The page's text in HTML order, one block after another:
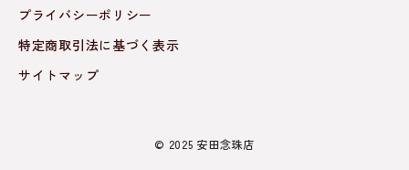
プライバシーポリシー
特定商取引法に基づく表示
サイトマップ
© 2025 安田念珠店